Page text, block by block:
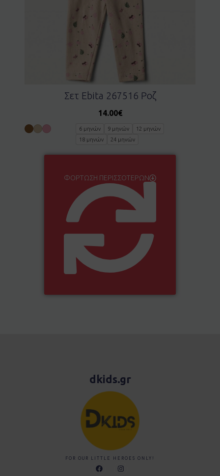
Σετ Ebita 267516 Ροζ
14.00€
6 μηνών 9 μηνών
12 μηνών
18 μηνών
24 μηνών
ΦΌΡΤΩΣΗ ΠΕΡΙΣΣΌΤΕΡΩΝ
dkids.gr
FOR OUR LITTLE HEROES ONLY!
F
a
I
n